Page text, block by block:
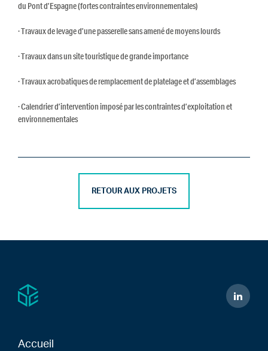
du Pont d’Espagne (fortes contraintes environnementales)
· Travaux de levage d’une passerelle sans amené de moyens lourds
· Travaux dans un site touristique de grande importance
· Travaux acrobatiques de remplacement de platelage et d’assemblages
· Calendrier d’intervention imposé par les contraintes d’exploitation et
environnementales
RETOUR AUX PROJETS
Accueil